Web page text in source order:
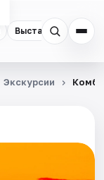
Выставки
Экскурсии